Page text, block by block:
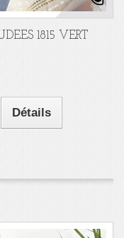
1815 VERT
Détails